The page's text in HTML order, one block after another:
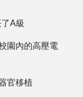
A級
園內的高壓電
官移植